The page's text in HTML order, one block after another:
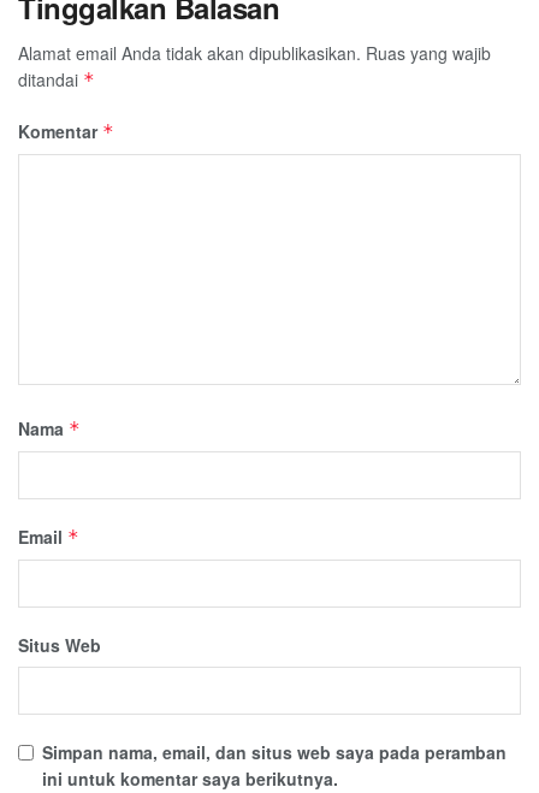
Alamat email Anda tidak akan dipublikasikan. Ruas yang wajib
ditandai *
Komentar *
Nama *
Email *
Situs Web
Simpan nama, email, dan situs web saya pada peramban
ini untuk komentar saya berikutnya.